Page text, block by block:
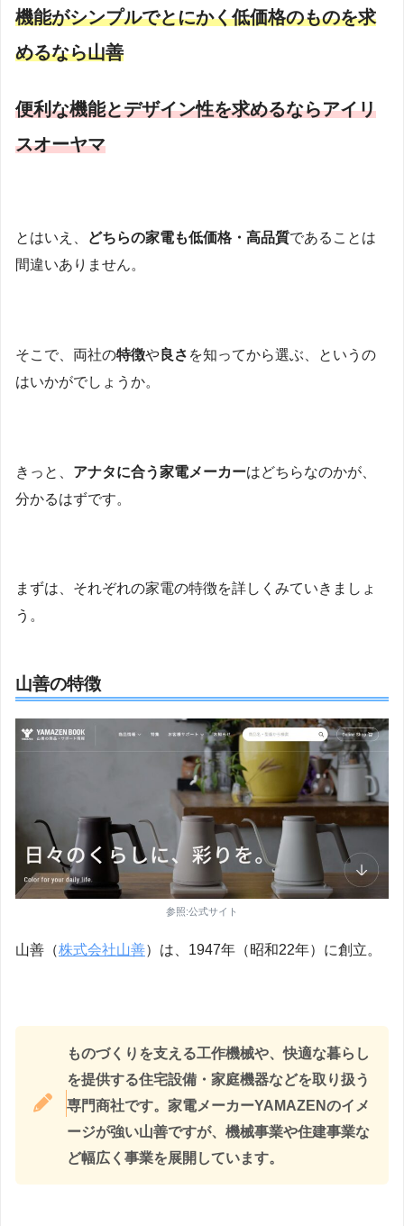
機能がシンプルでとにかく低価格のものを求
めるなら山善
便利な機能とデザイン性を求めるならアイリ
スオーヤマ
とはいえ、 どちらの家電も低価格・高品質であることは
間違いありません。
そこで、両社の特徴や 良さ を知ってから選ぶ、というの
はいかがでしょうか。
きっと、 アナタに合う家電メーカーはどちらなのかが、
分かるはずです。
まずは、それぞれの家電の特徴を詳しくみていきましょ
う。
山善の特徴
参照:公式サイト
山善（株式会社山善）は、1947年（昭和22年）に創立。
ものづくりを支える工作機械や、快適な暮らし
を提供する住宅設備・家庭機器などを取り扱う
専門商社です。家電メーカーYAMAZENのイメ
ージが強い山善ですが、機械事業や住建事業な
ど幅広く事業を展開しています。